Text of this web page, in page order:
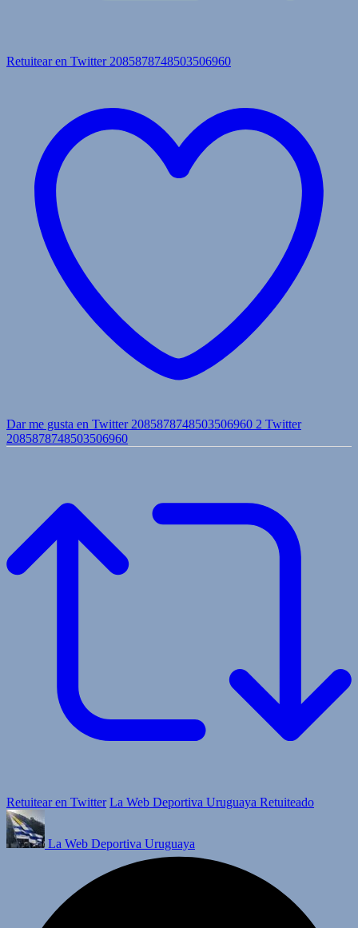
Retuitear en Twitter 2085878748503506960
Dar me gusta en Twitter 2085878748503506960 2 Twitter
2085878748503506960
Retuitear en Twitter La Web Deportiva Uruguaya Retuiteado
La Web Deportiva Uruguaya